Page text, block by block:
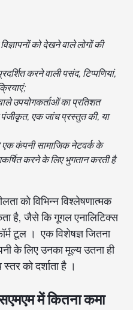
को देखने वाले लोगों की
करने वाली पसंद, टिप्पणियां,
उपयोगकर्ताओं का प्रतिशत
एक जांच प्रस्तुत की, या
एक कंपनी सामाजिक नेटवर्क के
करने के लिए भुगतान करती है
को विभिन्न विश्लेषणात्मक
है, जैसे कि गूगल एनालिटिक्स
टूल । एक विशेषज्ञ जितना
के लिए उनका मूल्य उतना ही
को दर्शाता है ।
में कितना कमा